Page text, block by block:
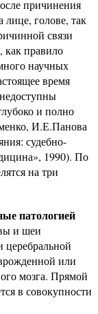
причинения
лице, голове, так
связи
как правило
научных
время
и полно
И.Е.Панова
судебно-
1990). По
на три
патологией
и шеи
церебральной
или
мозга. Прямой
в совокупности